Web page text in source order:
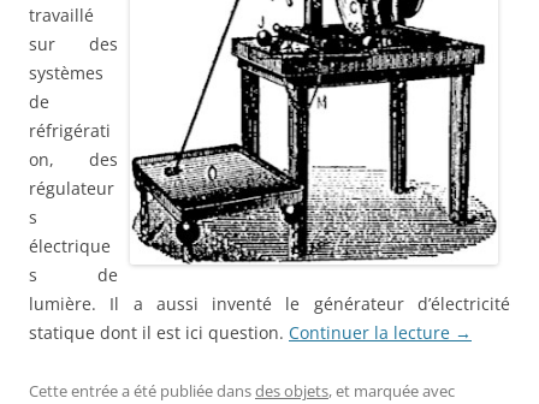
travaillé
sur des
systèmes
de
réfrigérati
on, des
régulateur
s
électrique
s de
lumière. Il a aussi inventé le générateur d’électricité
statique dont il est ici question. Continuer la lecture →
Cette entrée a été publiée dansdes objets, et marquée avec